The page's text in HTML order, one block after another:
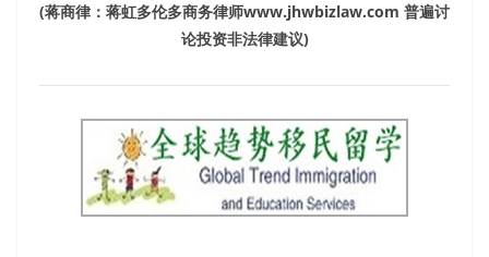
(蒋商律：蒋虹多伦多商务律师www.jhwbizlaw.com 普遍讨
论投资非法律建议)